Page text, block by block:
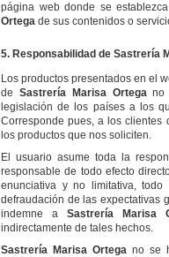
página web donde se
Ortega de sus contenidos o
5. Responsabilidad de Sastrería
Los productos presentados en el
de Sastrería Marisa Ortegano
legislación de los países a los
Corresponde pues, a los
los productos que nos soliciten.
El usuario asume toda la
responsable de todo efecto
enunciativa y no limitativa,
defraudación de las expectativas
indemne a Sastrería Marisa
indirectamente de tales hechos.
Sastrería Marisa Ortega no se